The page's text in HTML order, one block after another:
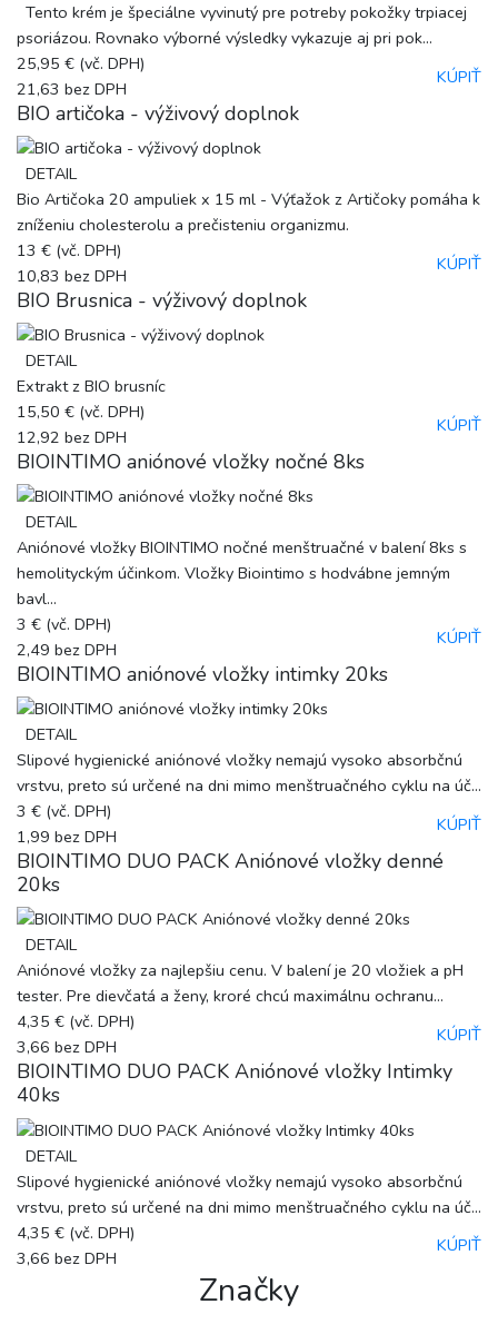
Tento krém je špeciálne vyvinutý pre potreby pokožky trpiacej
psoriázou. Rovnako výborné výsledky vykazuje aj pri pok...
25,95 € (vč. DPH)
21,63 bez DPH
KÚPIŤ
BIO artičoka - výživový doplnok
DETAIL
Bio Artičoka 20 ampuliek x 15 ml - Výťažok z Artičoky pomáha k
zníženiu cholesterolu a prečisteniu organizmu.
13 € (vč. DPH)
10,83 bez DPH
KÚPIŤ
BIO Brusnica - výživový doplnok
DETAIL
Extrakt z BIO brusníc
15,50 € (vč. DPH)
12,92 bez DPH
KÚPIŤ
BIOINTIMO aniónové vložky nočné 8ks
DETAIL
Aniónové vložky BIOINTIMO nočné menštruačné v balení 8ks s
hemolityckým účinkom. Vložky Biointimo s hodvábne jemným
bavl...
3 € (vč. DPH)
2,49 bez DPH
KÚPIŤ
BIOINTIMO aniónové vložky intimky 20ks
DETAIL
Slipové hygienické aniónové vložky nemajú vysoko absorbčnú
vrstvu, preto sú určené na dni mimo menštruačného cyklu na úč...
3 € (vč. DPH)
1,99 bez DPH
KÚPIŤ
BIOINTIMO DUO PACK Aniónové vložky denné
20ks
DETAIL
Aniónové vložky za najlepšiu cenu. V balení je 20 vložiek a pH
tester. Pre dievčatá a ženy, kroré chcú maximálnu ochranu...
4,35 € (vč. DPH)
3,66 bez DPH
KÚPIŤ
BIOINTIMO DUO PACK Aniónové vložky Intimky
40ks
DETAIL
Slipové hygienické aniónové vložky nemajú vysoko absorbčnú
vrstvu, preto sú určené na dni mimo menštruačného cyklu na úč...
4,35 € (vč. DPH)
3,66 bez DPH
KÚPIŤ
Značky